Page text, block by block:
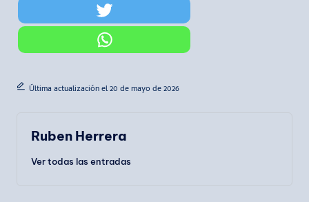
Última actualización el 20 de mayo de 2026
Ruben Herrera
Ver todas las entradas